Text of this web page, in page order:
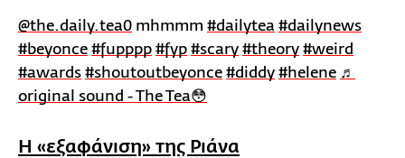
@the.daily.tea0 mhmmm #dailytea #dailynews
#beyonce #fupppp #fyp #scary #theory #weird
#awards #shoutoutbeyonce #diddy #helene ♬
original sound - The Tea😳
Η «εξαφάνιση» της Ριάνα